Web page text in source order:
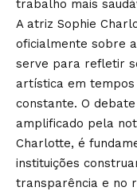
trabalho mais
A atriz Sophie
oficialmente sobre
serve para refletir
artística em tempos
constante. O
amplificado pela
Charlotte, é
instituições
transparência e no